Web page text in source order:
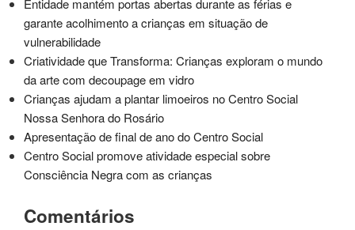
Entidade mantém portas abertas durante as férias e
garante acolhimento a crianças em situação de
vulnerabilidade
Criatividade que Transforma: Crianças exploram o mundo
da arte com decoupage em vidro
Crianças ajudam a plantar limoeiros no Centro Social
Nossa Senhora do Rosário
Apresentação de final de ano do Centro Social
Centro Social promove atividade especial sobre
Consciência Negra com as crianças
Comentários